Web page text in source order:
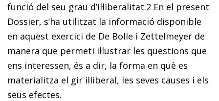
funció del seu grau d’il·liberalitat.2 En el present
Dossier, s’ha utilitzat la informació disponible
en aquest exercici de De Bolle i Zettelmeyer de
manera que permeti il·lustrar les qüestions que
ens interessen, és a dir, la forma en què es
materialitza el gir il·liberal, les seves causes i els
seus efectes.